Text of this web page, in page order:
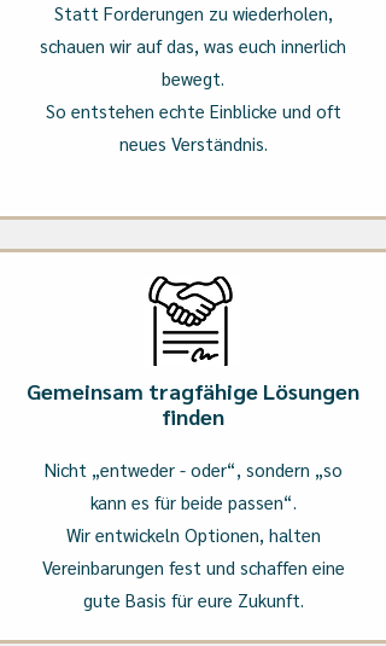
Statt Forderungen zu wiederholen,
schauen wir auf das, was euch innerlich
bewegt.
So entstehen echte Einblicke und oft
neues Verständnis.
Gemeinsam tragfähige Lösungen
finden
Nicht „entweder - oder“, sondern „so
kann es für beide passen“.
Wir entwickeln Optionen, halten
Vereinbarungen fest und schaffen eine
gute Basis für eure Zukunft.